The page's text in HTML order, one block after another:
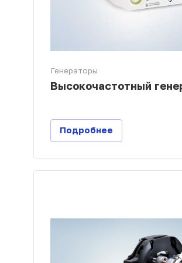
Генераторы
Высокочастотный
Подробнее